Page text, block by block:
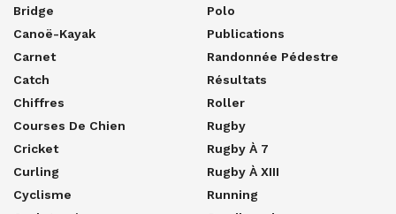
Bridge
Canoë-Kayak
Carnet
Catch
Chiffres
Courses De Chien
Cricket
Curling
Cyclisme
Polo
Publications
Randonnée Pédestre
Résultats
Roller
Rugby
Rugby À 7
Rugby À XIII
Running